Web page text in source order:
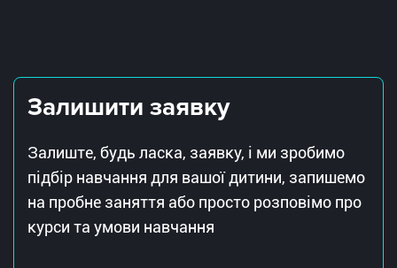
Залишити заявку
Залиште, будь ласка, заявку, і ми зробимо
підбір навчання для вашої дитини, запишемо
на пробне заняття або просто розповімо про
курси та умови навчання